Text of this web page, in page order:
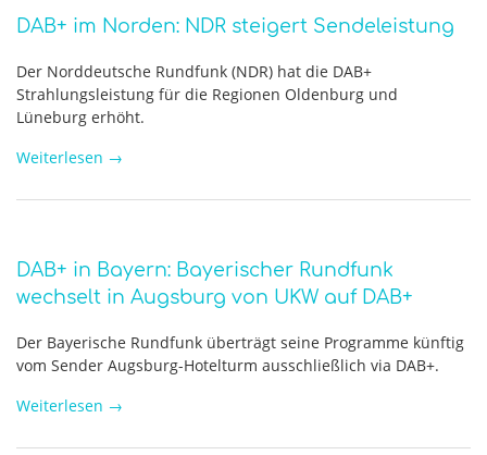
DAB+ im Norden: NDR steigert Sendeleistung
Der Norddeutsche Rundfunk (NDR) hat die DAB+
Strahlungsleistung für die Regionen Oldenburg und
Lüneburg erhöht.
Weiterlesen →
DAB+ in Bayern: Bayerischer Rundfunk
wechselt in Augsburg von UKW auf DAB+
Der Bayerische Rundfunk überträgt seine Programme künftig
vom Sender Augsburg-Hotelturm ausschließlich via DAB+.
Weiterlesen →